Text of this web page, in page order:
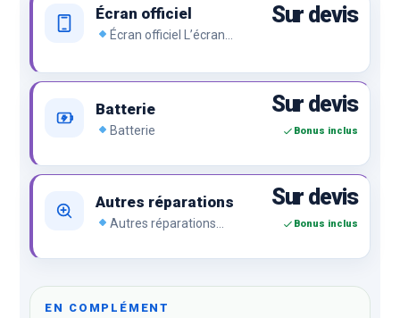
Écran officiel
Écran officiel L’écran
Sur devis
Batterie
Batterie
Sur devis
Bonus inclus
Autres réparations
Autres réparations
caméra, empreinte,
arrière, lentille arrière,
réseau…
Sur devis
Bonus inclus
EN COMPLÉMENT